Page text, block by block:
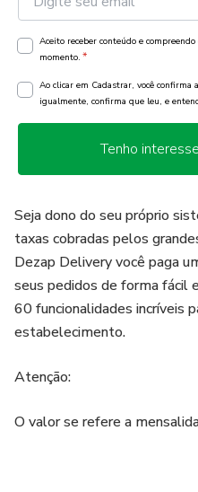
Aceito receber conteúdo e
momento. *
Ao clicar em Cadastrar, você confirma
igualmente, confirma que leu, e
Tenho
Seja dono do seu próprio
taxas cobradas pelos
Dezap Delivery você paga
seus pedidos de forma fácil
60 funcionalidades incríveis
estabelecimento.
Atenção:
O valor se refere a